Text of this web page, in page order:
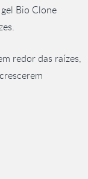
Bio Clone
redor das raízes,